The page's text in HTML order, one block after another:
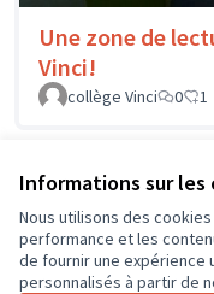
Informations sur les
Nous utilisons des
performance et les
de fournir une expérience
personnalisés à partir de
Une zone de
Vinci!
collège Vinci
0 1